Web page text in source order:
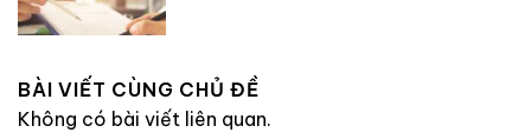
BÀI VIẾT CÙNG CHỦ ĐỀ
Không có bài viết liên quan.